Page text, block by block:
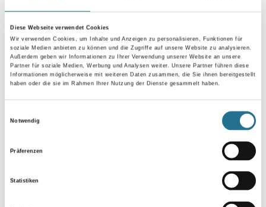
Diese Webseite verwendet Cookies
Wir verwenden Cookies, um Inhalte und Anzeigen zu personalisieren, Funktionen für
soziale Medien anbieten zu können und die Zugriffe auf unsere Website zu analysieren.
Außerdem geben wir Informationen zu Ihrer Verwendung unserer Website an unsere
Partner für soziale Medien, Werbung und Analysen weiter. Unsere Partner führen diese
Informationen möglicherweise mit weiteren Daten zusammen, die Sie ihnen bereitgestellt
haben oder die sie im Rahmen Ihrer Nutzung der Dienste gesammelt haben.
Notwendig
Präferenzen
Statistiken
Farbtonbezeichnung
Umrechnungsfaktoren